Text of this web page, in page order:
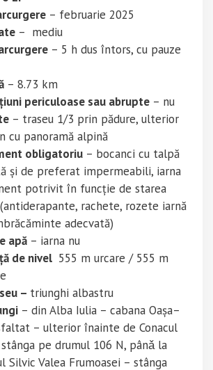
– februarie 2025
– mediu
– 5 h dus întors, cu pauze
– 8.73 km
periculoase sau abrupte – nu
– traseu 1/3 prin pădure, ulterior
cu panoramă alpină
obligatoriu – bocanci cu talpă
și de preferat impermeabili, iarna
potrivit în funcție de starea
rachete, rozete iarnă
adecvată)
apă – iarna nu
de nivel 555 m urcare / 555 m
– triunghi albastru
– din Alba Iulia – cabana Oașa–
– ulterior înainte de Conacul
stânga pe drumul 106 N, pânǎ la
Silvic Valea Frumoasei – stânga